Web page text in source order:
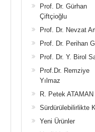
Prof. Dr. Gürhan
Çiftçioğlu
Prof. Dr. Nevzat
Prof. Dr. Perihan
Prof. Dr. Y. Birol
Prof.Dr. Remziye
Yılmaz
R. Petek ATAMAN
Sürdürülebilirlikte
Yeni Ürünler